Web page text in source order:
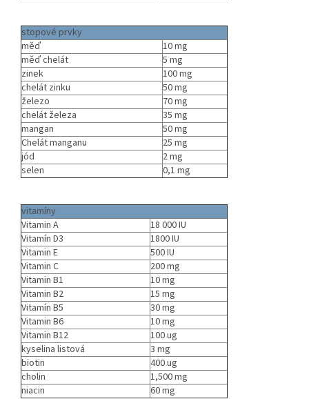
stopové prvky
měď
10 mg
měď chelát
5 mg
zinek
100 mg
chelát zinku
50 mg
železo
70 mg
chelát železa
35 mg
mangan
50 mg
Chelát manganu
25 mg
jód
2 mg
selen
0,1 mg
vitamíny
Vitamin A
18 000 IU
Vitamín D3
1800 IU
Vitamin E
500 IU
Vitamin C
200 mg
Vitamin B1
10 mg
Vitamin B2
15 mg
Vitamín B5
30 mg
Vitamin B6
10 mg
Vitamin B12
100 ug
kyselina listová
3 mg
biotin
400 ug
cholin
1,500 mg
niacin
60 mg